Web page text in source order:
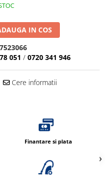
IN COS
7523066
051 / 0720 341 946
Cere informatii
Finantare si plata